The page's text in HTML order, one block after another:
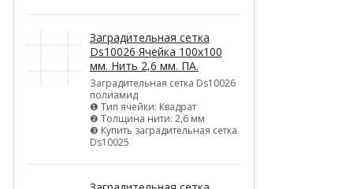
Заградительная сетка
Ds10026 Ячейка 100х100
мм. Нить 2,6 мм. ПА.
Заградительная сетка Ds10026
полиамид
❶ Тип ячейки: Квадрат
❷ Толщина нити: 2,6 мм
❸ Купить заградительная сетка
Ds10025